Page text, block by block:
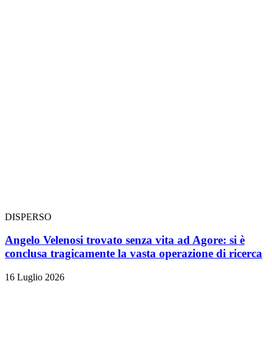
DISPERSO
Angelo Velenosi trovato senza vita ad Agore: si è
conclusa tragicamente la vasta operazione di ricerca
16 Luglio 2026